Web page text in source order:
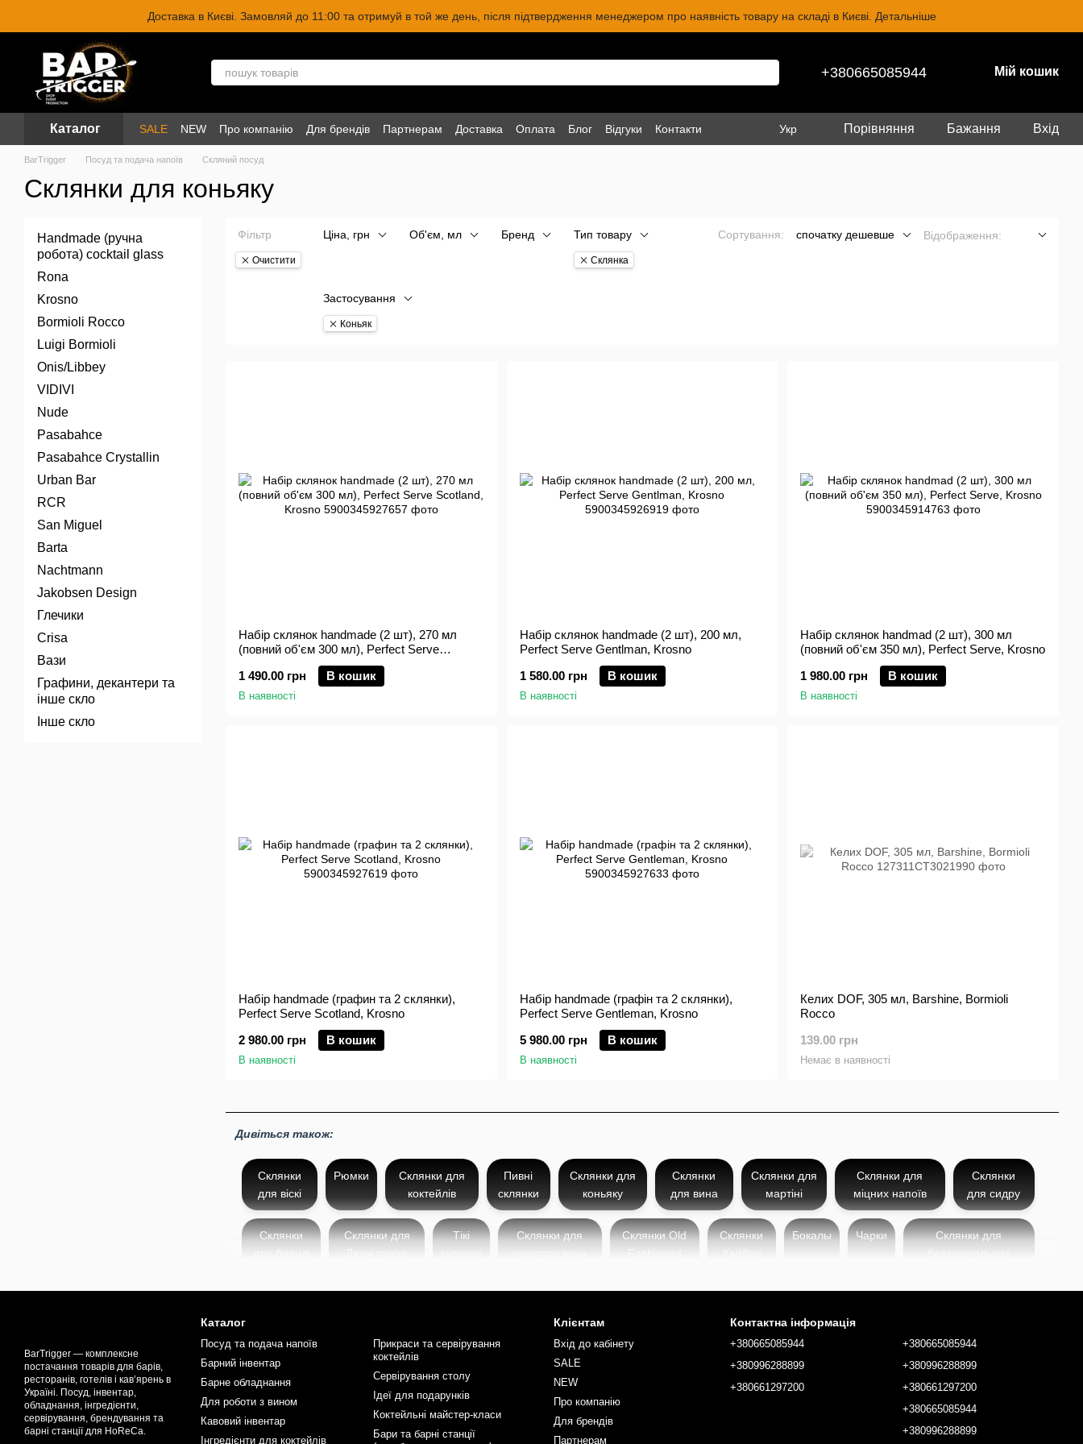
Перейти до основного контентуДоставка в Києві. Замовляй до 11:00 та отримуй в той же день, після підтвердження менеджером про наявність товару на складі в Києві. Детальніше
+380665085944 Мій кошик
Каталог SALE NEW Про компанію Для брендів Партнерам Доставка Оплата Блог Відгуки Контакти Укр Порівняння Бажання Вхід
BarTrigger Посуд та подача напоїв Скляний посуд
Склянки для коньяку
Фільтр
Очистити
Ціна, грн Об'єм, мл Бренд Тип товару
Склянка
Застосування
Коньяк
Сортування: спочатку дешевше Відображення:
Дивіться також:
Склянки
для віскі
Рюмки
Склянки для
коктейлів
Пивні
склянки
Склянки для
коньяку
Склянки
для вина
Склянки для
мартіні
Склянки для
міцних напоїв
Склянки
для сидру
Склянки
Склянки для
Тікі
Склянки для
Склянки Old
Склянки
Бокалы Чарки
Склянки для
Набір склянок handmade (2 шт), 270 мл
(повний об'єм 300 мл), Perfect Serve
Scotland, Krosno
1 490.00 грн
В кошик
В наявності
Набір склянок handmade (2 шт), 200 мл,
Perfect Serve Gentlman, Krosno
1 580.00 грн
В кошик
В наявності
Набір склянок handmad (2 шт), 300 мл
(повний об'єм 350 мл), Perfect Serve, Krosno
1 980.00 грн
В кошик
В наявності
Набір handmade (графин та 2 склянки),
Perfect Serve Scotland, Krosno
2 980.00 грн
В кошик
В наявності
Набір handmade (графін та 2 склянки),
Perfect Serve Gentleman, Krosno
5 980.00 грн
В кошик
В наявності
Келих DOF, 305 мл, Barshine, Bormioli
Rocco
139.00 грн
Немає в наявності
Handmade (ручна
робота) cocktail glass
Rona
Krosno
Bormioli Rocco
Luigi Bormioli
Onis/Libbey
VIDIVI
Nude
Pasabahce
Pasabahce Crystallin
Urban Bar
RCR
San Miguel
Barta
Nachtmann
Jakobsen Design
Глечики
Crisa
Вази
Графини, декантери та
інше скло
Інше скло
BarTrigger — комплексне
постачання товарів для барів,
ресторанів, готелів і кав’ярень в
Україні. Посуд, інвентар,
обладнання, інгредієнти,
сервірування, брендування та
барні станції для HoReCa.
Каталог
Посуд та подача напоїв
Барний інвентар
Барне обладнання
Для роботи з вином
Кавовий інвентар
Інгредієнти для коктейлів
Прикраси та сервірування
коктейлів
Сервірування столу
Ідеї для подарунків
Коктейльні майстер-класи
Бари та барні станції
Клієнтам
Вхід до кабінету
SALE
NEW
Про компанію
Для брендів
Партнерам
Контактна інформація
+380665085944
+380996288899
+380661297200
+380665085944
+380996288899
+380661297200
+380665085944
+380996288899